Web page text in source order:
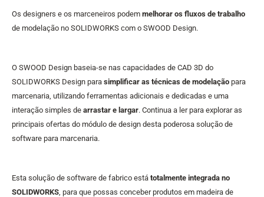
Os designers e os marceneiros podem melhorar os fluxos de trabalho
de modelação no SOLIDWORKS com o SWOOD Design.
O SWOOD Design baseia-se nas capacidades de CAD 3D do
SOLIDWORKS Design para simplificar as técnicas de modelação para
marcenaria, utilizando ferramentas adicionais e dedicadas e uma
interação simples de arrastar e largar. Continua a ler para explorar as
principais ofertas do módulo de design desta poderosa solução de
software para marcenaria.
Esta solução de software de fabrico está totalmente integrada no
SOLIDWORKS, para que possas conceber produtos em madeira de